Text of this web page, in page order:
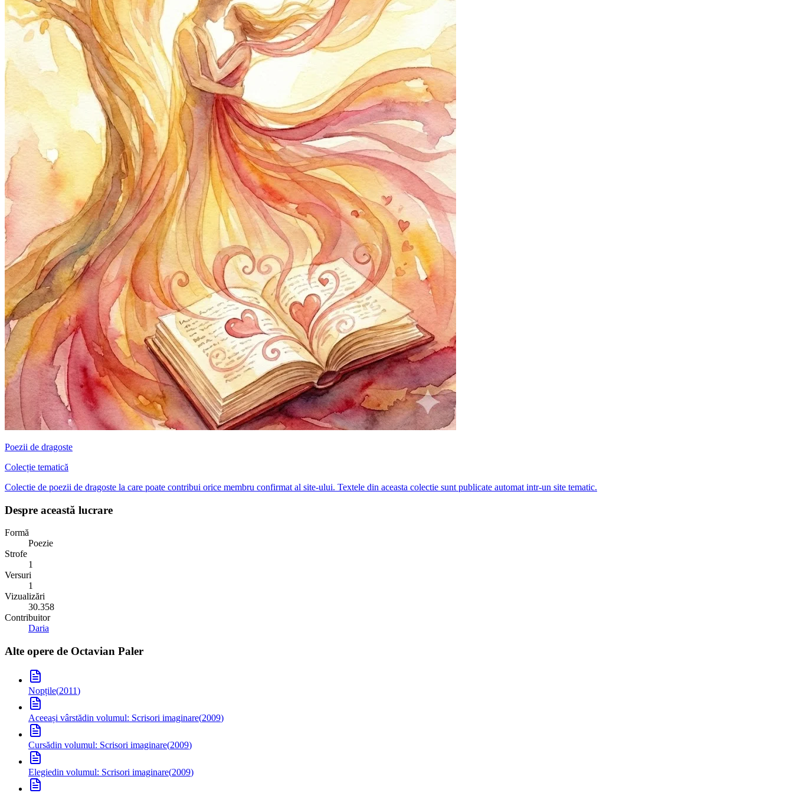
Poezii de dragoste
Colecție tematică
Colectie de poezii de dragoste la care poate contribui orice membru confirmat al site-ului. Textele din aceasta colectie sunt publicate automat intr-un site tematic.
Despre această lucrare
Formă
Poezie
Strofe
1
Versuri
1
Vizualizări
30.358
Contribuitor
Daria
Alte opere de Octavian Paler
Nopțile(2011)
Aceeași vârstădin volumul: Scrisori imaginare(2009)
Cursădin volumul: Scrisori imaginare(2009)
Elegiedin volumul: Scrisori imaginare(2009)